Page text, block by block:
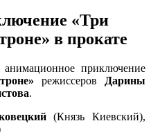
«Три
в прокате
приключение
режиссеров
Дарины
.
(Князь Киевский),